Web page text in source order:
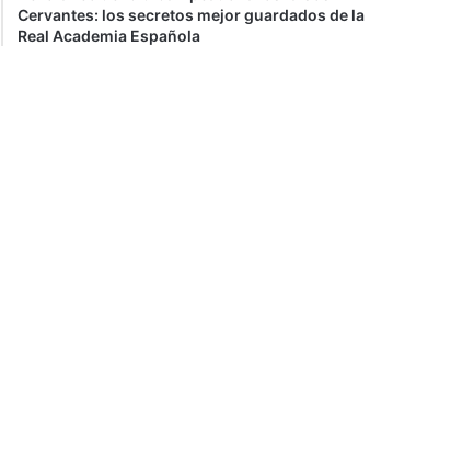
Cervantes: los secretos mejor guardados de la
Real Academia Española